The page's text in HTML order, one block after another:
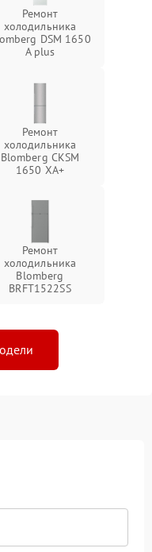
Ремонт
холодильника
DSM 1650
A plus
Ремонт
холодильника
Blomberg CKSM
1650 XA+
Ремонт
холодильника
Blomberg
BRFT1522SS